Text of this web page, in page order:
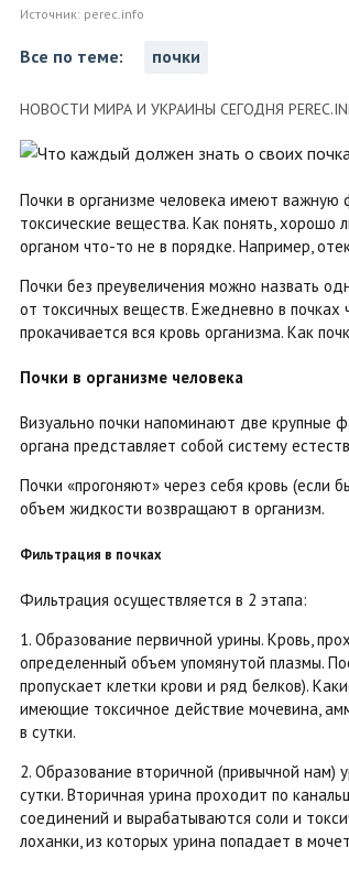
Источник: perec.info
Все по теме: почки
НОВОСТИ МИРА И УКРАИНЫ СЕГОДНЯ
Почки в организме человека имеют
токсические вещества. Как понять,
органом что-то не в порядке. Например,
Почки без преувеличения можно назвать
от токсичных веществ. Ежедневно в
прокачивается вся кровь организма. Как
Почки в организме человека
Визуально почки напоминают две крупные
органа представляет собой систему
Почки «прогоняют» через себя кровь (если
объем жидкости возвращают в организм.
Фильтрация в почках
Фильтрация осуществляется в 2 этапа:
1. Образование первичной урины. Кровь,
определенный объем упомянутой плазмы.
пропускает клетки крови и ряд белков).
имеющие токсичное действие мочевина,
в сутки.
2. Образование вторичной (привычной
сутки. Вторичная урина проходит по
соединений и вырабатываются соли и
лоханки, из которых урина попадает в